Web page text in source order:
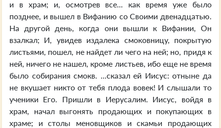
и в храм; и, осмотрев все... как время уже было
позднее, и вышел в Вифанию со Своими двенадцатью.
На другой день, когда они вышли к Вифании, Он
взалкал; И, увидев издалека смоковницу, покрытую
листьями, пошел, не найдет ли чего на ней; но, придя к
ней, ничего не нашел, кроме листьев, ибо еще не время
было собирания смокв. ...сказал ей Иисус: отныне да
не вкушает никто от тебя плода вовек! И слышали то
ученики Его. Пришли в Иерусалим. Иисус, войдя в
храм, начал выгонять продающих и покупающих в
храме; и столы меновщиков и скамьи продающих